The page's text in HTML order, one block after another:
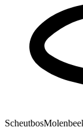
Scheutbos